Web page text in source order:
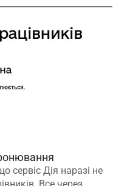
сервіс Дія наразі не